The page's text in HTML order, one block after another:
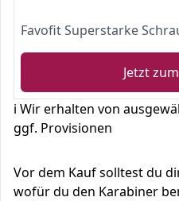
Jetzt
ℹ️ Wir erhalten von
ggf. Provisionen
Vor dem Kauf solltest du
wofür du den Karabiner